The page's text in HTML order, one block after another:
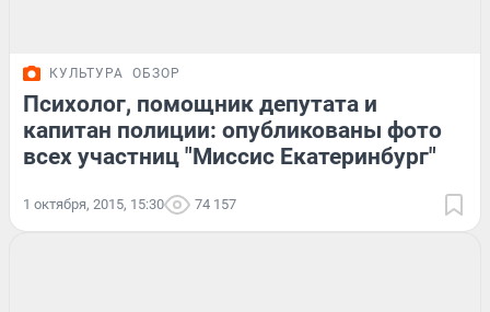
КУЛЬТУРА ОБЗОР
Психолог, помощник депутата и
капитан полиции: опубликованы фото
всех участниц "Миссис Екатеринбург"
1 октября, 2015, 15:30 74 157